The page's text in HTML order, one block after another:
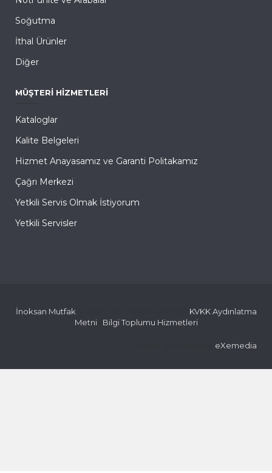
Soğutma
İthal Ürünler
Diğer
MÜŞTERI HIZMETLERI
Kataloglar
Kalite Belgeleri
Hizmet Anayasamız ve Garanti Politakamız
Çağrı Merkezi
Yetkili Servis Olmak İstiyorum
Yetkili Servisler
İnoksan Mutfak
KVKK Aydınlatma
Metni| Bilgi Toplumu Hizmetleri
eXemedia